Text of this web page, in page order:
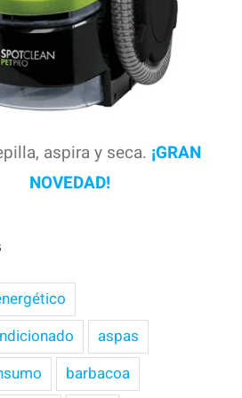
aspira y seca. ¡GRAN
NOVEDAD!
aspas
barbacoa